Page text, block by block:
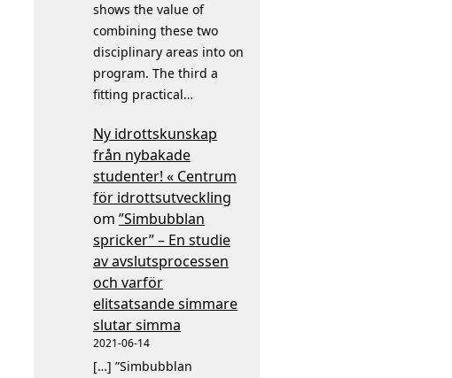
shows the value of
combining these two
disciplinary areas into on
program. The third a
fitting practical…
Ny idrottskunskap
från nybakade
studenter! « Centrum
för idrottsutveckling
om ”Simbubblan
spricker” – En studie
av avslutsprocessen
och varför
elitsatsande simmare
slutar simma
2021-06-14
[…] ”Simbubblan